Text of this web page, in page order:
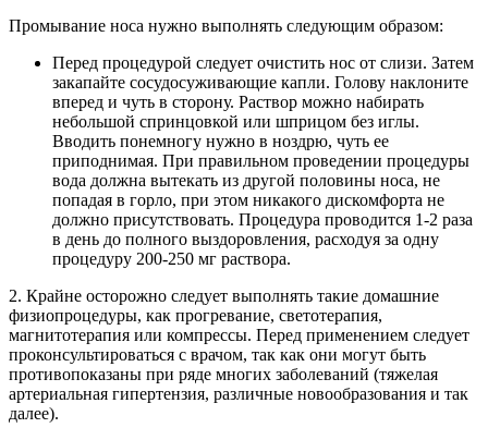
Промывание носа нужно выполнять следующим образом:
Перед процедурой следует очистить нос от слизи. Затем
закапайте сосудосуживающие капли. Голову наклоните
вперед и чуть в сторону. Раствор можно набирать
небольшой спринцовкой или шприцом без иглы.
Вводить понемногу нужно в ноздрю, чуть ее
приподнимая. При правильном проведении процедуры
вода должна вытекать из другой половины носа, не
попадая в горло, при этом никакого дискомфорта не
должно присутствовать. Процедура проводится 1-2 раза
в день до полного выздоровления, расходуя за одну
процедуру 200-250 мг раствора.
2. Крайне осторожно следует выполнять такие домашние
физиопроцедуры, как прогревание, светотерапия,
магнитотерапия или компрессы. Перед применением следует
проконсультироваться с врачом, так как они могут быть
противопоказаны при ряде многих заболеваний (тяжелая
артериальная гипертензия, различные новообразования и так
далее).